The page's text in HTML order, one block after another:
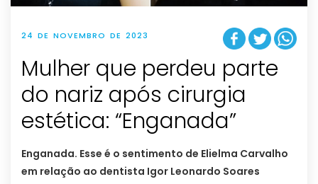
24 DE NOVEMBRO DE 2023
Mulher que perdeu parte
do nariz após cirurgia
estética: “Enganada”
Enganada. Esse é o sentimento de Elielma Carvalho
em relação ao dentista Igor Leonardo Soares